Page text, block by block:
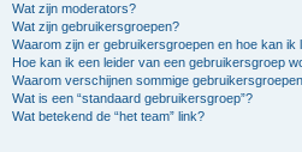
Wat zijn moderators?
Wat zijn gebruikersgroepen?
Waarom zijn er gebruikersgroepen en hoe kan ik
Hoe kan ik een leider van een gebruikersgroep
Waarom verschijnen sommige
Wat is een “standaard gebruikersgroep”?
Wat betekend de “het team” link?